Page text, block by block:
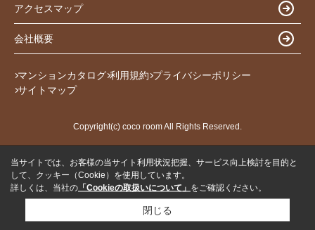
アクセスマップ
会社概要
マンションカタログ 利用規約 プライバシーポリシー
サイトマップ
Copyright(c) coco room All Rights Reserved.
当サイトでは、お客様の当サイト利用状況把握、サービス向上検討を目的と
して、クッキー（Cookie）を使用しています。
詳しくは、当社の 「Cookieの取扱いについて」 をご確認ください。
閉じる